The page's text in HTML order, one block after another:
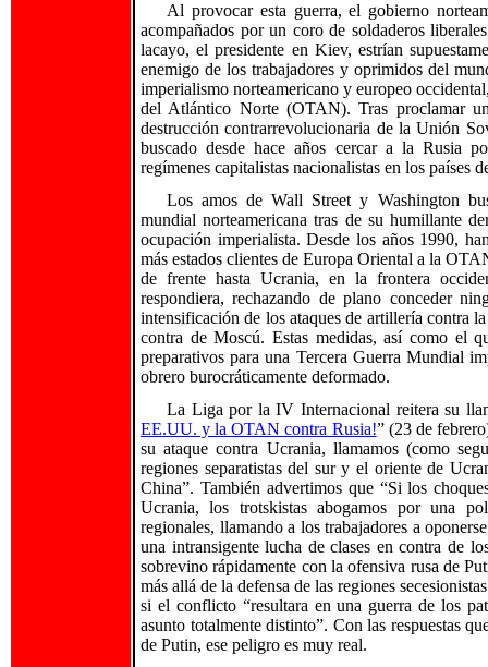
Al provocar esta guerra, el gobierno
acompañados por un coro de soldaderos
lacayo, el presidente en Kiev, estrían
enemigo de los trabajadores y oprimidos del
imperialismo norteamericano y europeo
del Atlántico Norte (OTAN). Tras proclamar
destrucción contrarrevolucionaria de la Unión
buscado desde hace años cercar a la Rusia
regímenes capitalistas nacionalistas en los países
Los amos de Wall Street y Washington
mundial norteamericana tras de su humillante
ocupación imperialista. Desde los años 1990,
más estados clientes de Europa Oriental a la
de frente hasta Ucrania, en la frontera
respondiera, rechazando de plano conceder
intensificación de los ataques de artillería contra
contra de Moscú. Estas medidas, así como el
preparativos para una Tercera Guerra Mundial
obrero burocráticamente deformado.
La Liga por la IV Internacional reitera su
EE.UU. y la OTAN contra Rusia!” (23 de
su ataque contra Ucrania, llamamos (como
regiones separatistas del sur y el oriente de
China”. También advertimos que “Si los
Ucrania, los trotskistas abogamos por una
regionales, llamando a los trabajadores a
una intransigente lucha de clases en contra de
sobrevino rápidamente con la ofensiva rusa de
más allá de la defensa de las regiones
si el conflicto “resultara en una guerra de los
asunto totalmente distinto”. Con las respuestas
de Putin, ese peligro es muy real.